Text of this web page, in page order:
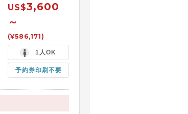
US$3,600
～
(¥586,171)
1人OK
予約券印刷不要